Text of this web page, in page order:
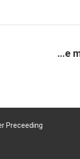
...e
Preceeding